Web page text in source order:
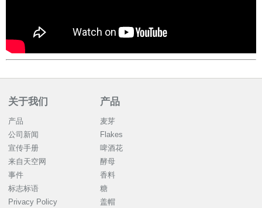
关于我们
产品
公司新闻
宣传手册
来自天空网
事件
标志标语
Privacy Policy
产品
麦芽
Flakes
啤酒花
酵母
香料
糖
盖帽